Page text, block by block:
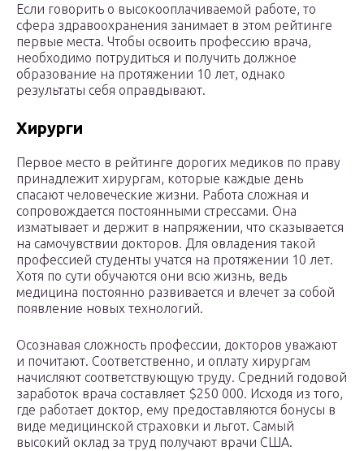
Если говорить о высокооплачиваемой работе, то
сфера здравоохранения занимает в этом рейтинге
первые места. Чтобы освоить профессию врача,
необходимо потрудиться и получить должное
образование на протяжении 10 лет, однако
результаты себя оправдывают.
Хирурги
Первое место в рейтинге дорогих медиков по праву
принадлежит хирургам, которые каждые день
спасают человеческие жизни. Работа сложная и
сопровождается постоянными стрессами. Она
изматывает и держит в напряжении, что сказывается
на самочувствии докторов. Для овладения такой
профессией студенты учатся на протяжении 10 лет.
Хотя по сути обучаются они всю жизнь, ведь
медицина постоянно развивается и влечет за собой
появление новых технологий.
Осознавая сложность профессии, докторов уважают
и почитают. Соответственно, и оплату хирургам
начисляют соответствующую труду. Средний годовой
заработок врача составляет $250 000. Исходя из того,
где работает доктор, ему предоставляются бонусы в
виде медицинской страховки и льгот. Самый
высокий оклад за труд получают врачи США.